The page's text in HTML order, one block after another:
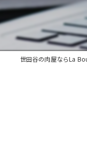
世田谷の肉屋ならLa